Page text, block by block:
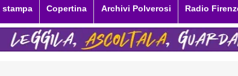
stampa Copertina Archivi Polverosi Radio